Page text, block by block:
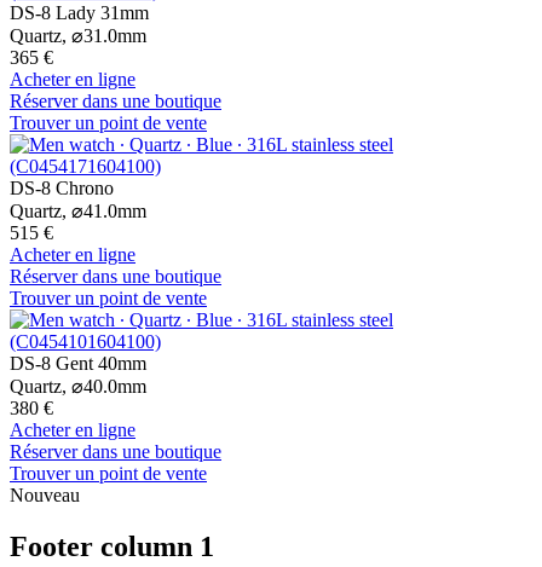
DS-8 Lady 31mm
Quartz, ⌀31.0mm
365 €
Acheter en ligne
Réserver dans une boutique
Trouver un point de vente
DS-8 Chrono
Quartz, ⌀41.0mm
515 €
Acheter en ligne
Réserver dans une boutique
Trouver un point de vente
DS-8 Gent 40mm
Quartz, ⌀40.0mm
380 €
Acheter en ligne
Réserver dans une boutique
Trouver un point de vente
Nouveau
Footer column 1